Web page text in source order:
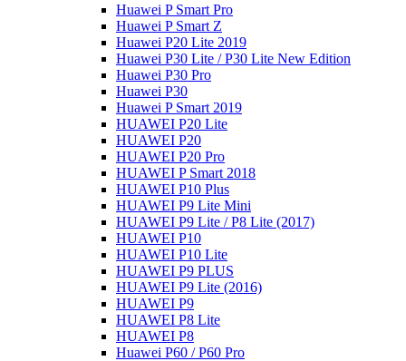
Huawei P Smart Pro
Huawei P Smart Z
Huawei P20 Lite 2019
Huawei P30 Lite / P30 Lite New Edition
Huawei P30 Pro
Huawei P30
Huawei P Smart 2019
HUAWEI P20 Lite
HUAWEI P20
HUAWEI P20 Pro
HUAWEI P Smart 2018
HUAWEI P10 Plus
HUAWEI P9 Lite Mini
HUAWEI P9 Lite / P8 Lite (2017)
HUAWEI P10
HUAWEI P10 Lite
HUAWEI P9 PLUS
HUAWEI P9 Lite (2016)
HUAWEI P9
HUAWEI P8 Lite
HUAWEI P8
Huawei P60 / P60 Pro